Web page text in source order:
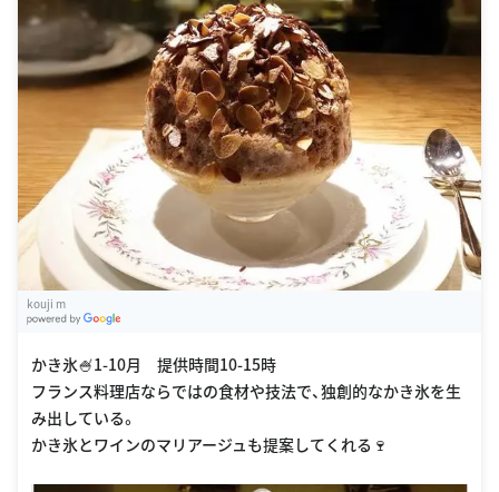
kouji m
かき氷🍧1-10月 提供時間10-15時
フランス料理店ならではの食材や技法で、独創的なかき氷を生
み出している。
かき氷とワインのマリアージュも提案してくれる🍷